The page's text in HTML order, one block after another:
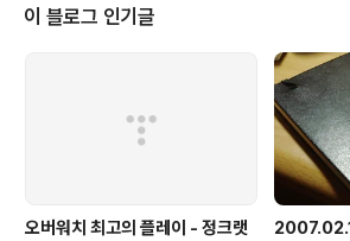
지만, 후반에는 올랜도가 훨씬 나은 경기력을 보여주더군
요. 히도 터콜루, 라샤드 루이스 등등 올랜도 선수들이 아주
자신감 있어 보이는 느낌이었습니다. 역시 전 챔피언 보
턴을 이기고 올라온 것이 선수들에게 자신감을 불어 넣어
준 것 같네요. 클리블랜드가 쉽게 이기지 않을까 했는데,
재 상태로 보면 매 경기 ..
이 블로그 인기글
오버워치 최고의 플레이 - 정크랫